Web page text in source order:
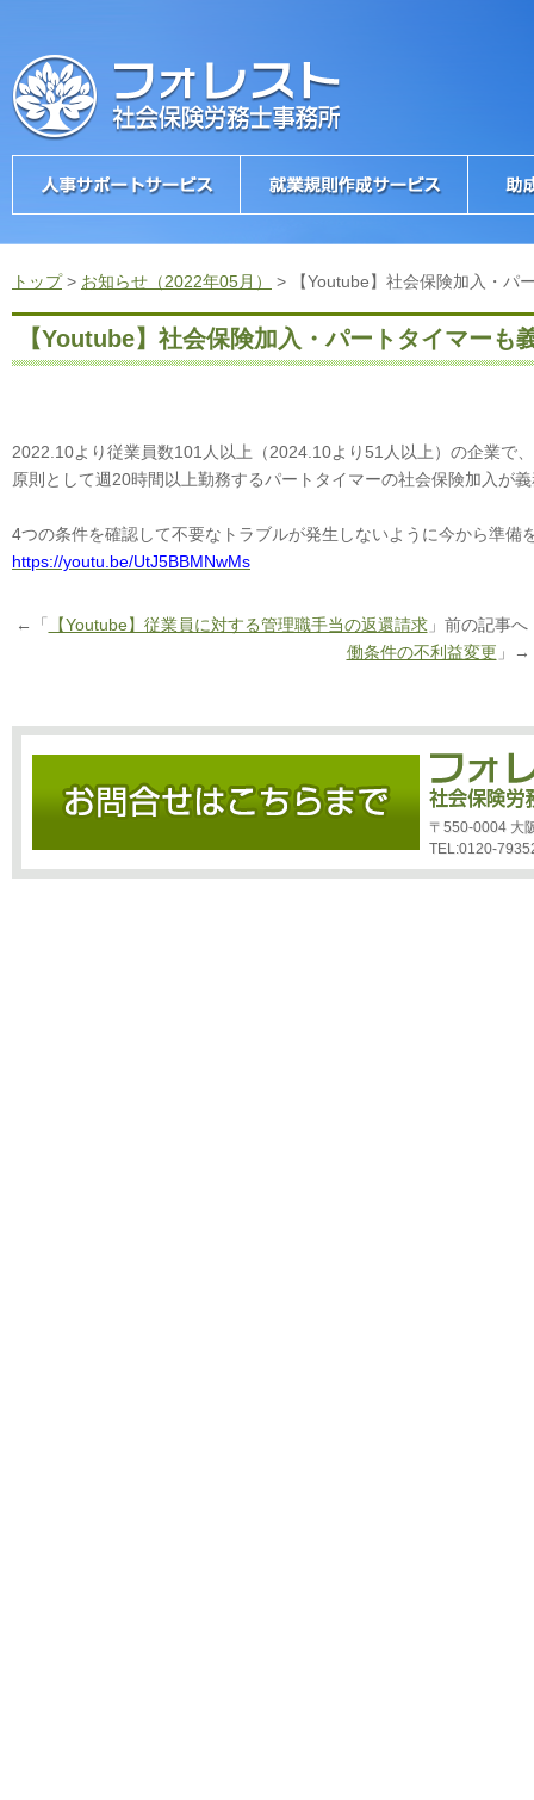
トップ> お知らせ（2022年05月） > 【Youtube】社会保険加入・パ
【Youtube】社会保険加入・パートタイマーも
2022.10より従業員数101人以上（2024.10より51人以上）の企業で、
原則として週20時間以上勤務するパートタイマーの社会保険加入が
4つの条件を確認して不要なトラブルが発生しないように今から準備
https://youtu.be/UtJ5BBMNwMs
←「 【Youtube】従業員に対する管理職手当の返還請求」前の記事
働条件の不利益変更 」→
〒550-0004 大
TEL:0120-